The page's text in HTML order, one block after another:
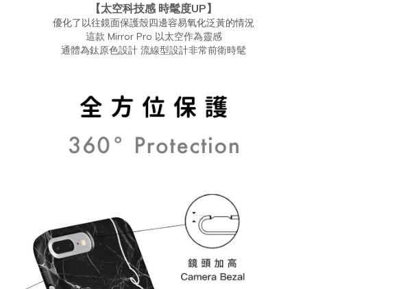
【太空科技感 時髦度UP】
優化了以往鏡面保護殼四邊容易氧化泛黃的情況
這款 Mirror Pro 以太空作為靈感
通體為鈦原色設計 流線型設計非常前衛時髦